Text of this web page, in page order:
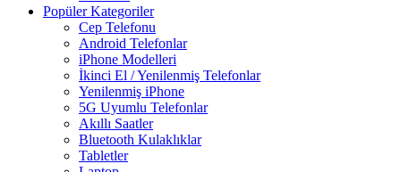
Popüler Kategoriler
Cep Telefonu
Android Telefonlar
iPhone Modelleri
İkinci El / Yenilenmiş Telefonlar
Yenilenmiş iPhone
5G Uyumlu Telefonlar
Akıllı Saatler
Bluetooth Kulaklıklar
Tabletler